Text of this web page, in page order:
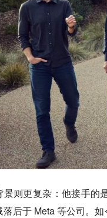
景则更复杂：他接手的
后于 Meta 等公司。